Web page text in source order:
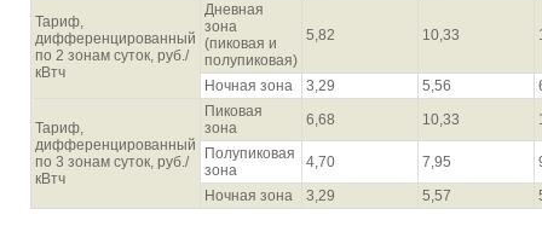
Тариф,
дифференцированный
по 2 зонам суток, руб./
кВтч
Дневная
зона
(пиковая и
полупиковая)
5,82 10,33
Ночная зона 3,29 5,56
Тариф,
дифференцированный
по 3 зонам суток, руб./
кВтч
Пиковая
зона
6,68 10,33
Полупиковая
зона
4,70 7,95
Ночная зона
3,29 5,57